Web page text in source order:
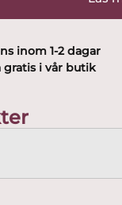
inom 1-2 dagar
gratis i vår butik